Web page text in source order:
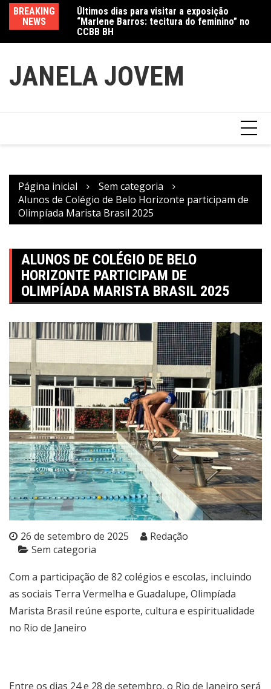
conteúdo
BREAKING
NEWS
CCBB BH
Amanda Mangili transforma beleza e
inclusão em conexão real nas redes
JANELA JOVEM
Página inicial
Sem categoria
Alunos de Colégio de Belo Horizonte participam de
Olimpíada Marista Brasil 2025
ALUNOS DE COLÉGIO DE BELO
HORIZONTE PARTICIPAM DE
OLIMPÍADA MARISTA BRASIL 2025
26 de setembro de 2025
Redação
Sem categoria
Com a participação de 82 colégios e escolas, incluindo
as sociais Terra Vermelha e Guadalupe, Olimpíada
Marista Brasil reúne esporte, cultura e espiritualidade
no Rio de Janeiro
Entre os dias 24 e 28 de setembro, o Rio de Janeiro será